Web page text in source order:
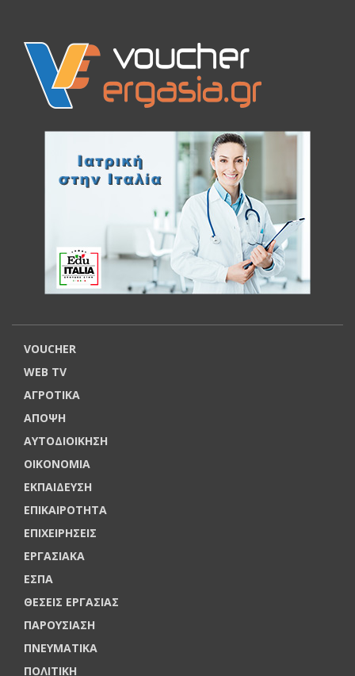
VOUCHER
WEB TV
ΑΓΡΟΤΙΚΑ
ΑΠΟΨΗ
ΑΥΤΟΔΙΟΙΚΗΣΗ
ΟΙΚΟΝΟΜΙΑ
ΕΚΠΑΙΔΕΥΣΗ
ΕΠΙΚΑΙΡΟΤΗΤΑ
ΕΠΙΧΕΙΡΗΣΕΙΣ
ΕΡΓΑΣΙΑΚΑ
ΕΣΠΑ
ΘΕΣΕΙΣ ΕΡΓΑΣΙΑΣ
ΠΑΡΟΥΣΙΑΣΗ
ΠΝΕΥΜΑΤΙΚΑ
ΠΟΛΙΤΙΚΗ